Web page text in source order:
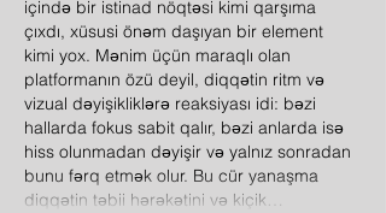
içində bir istinad nöqtəsi kimi qarşıma
çıxdı, xüsusi önəm daşıyan bir element
kimi yox. Mənim üçün maraqlı olan
platformanın özü deyil, diqqətin ritm və
vizual dəyişikliklərə reaksiyası idi: bəzi
hallarda fokus sabit qalır, bəzi anlarda isə
hiss olunmadan dəyişir və yalnız sonradan
bunu fərq etmək olur. Bu cür yanaşma
diqqətin təbii hərəkətini və kiçik…